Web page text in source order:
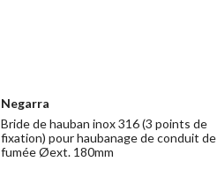
Negarra
Bride de hauban inox 316 (3 points de
fixation) pour haubanage de conduit de
fumée Øext. 180mm